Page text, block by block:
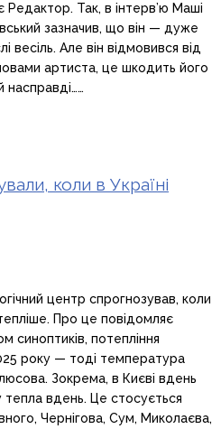
Редактор. Так, в інтерв’ю Маші
зазначив, що він — дуже
весіль. Але він відмовився від
артиста, це шкодить його
насправді……
коли в Україні
центр спрогнозував, коли
Про це повідомляє
синоптиків, потепління
року — тоді температура
Зокрема, в Києві вдень
вдень. Це стосується
Чернігова, Сум, Миколаєва,